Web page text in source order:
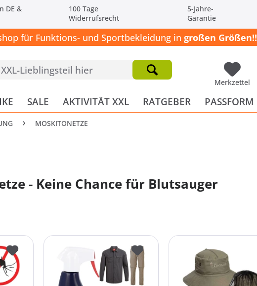
DE &
100 Tage
Widerrufsrecht
5-Jahre-
Garantie
für Funktions- und Sportbekleidung in großen Größen!!
Merkzettel
SALE AKTIVITÄT XXL RATGEBER PASSFORM
MOSKITONETZE
- Keine Chance für Blutsauger